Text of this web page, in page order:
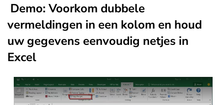
Demo: Voorkom dubbele
vermeldingen in een kolom en houd
uw gegevens eenvoudig netjes in
Excel